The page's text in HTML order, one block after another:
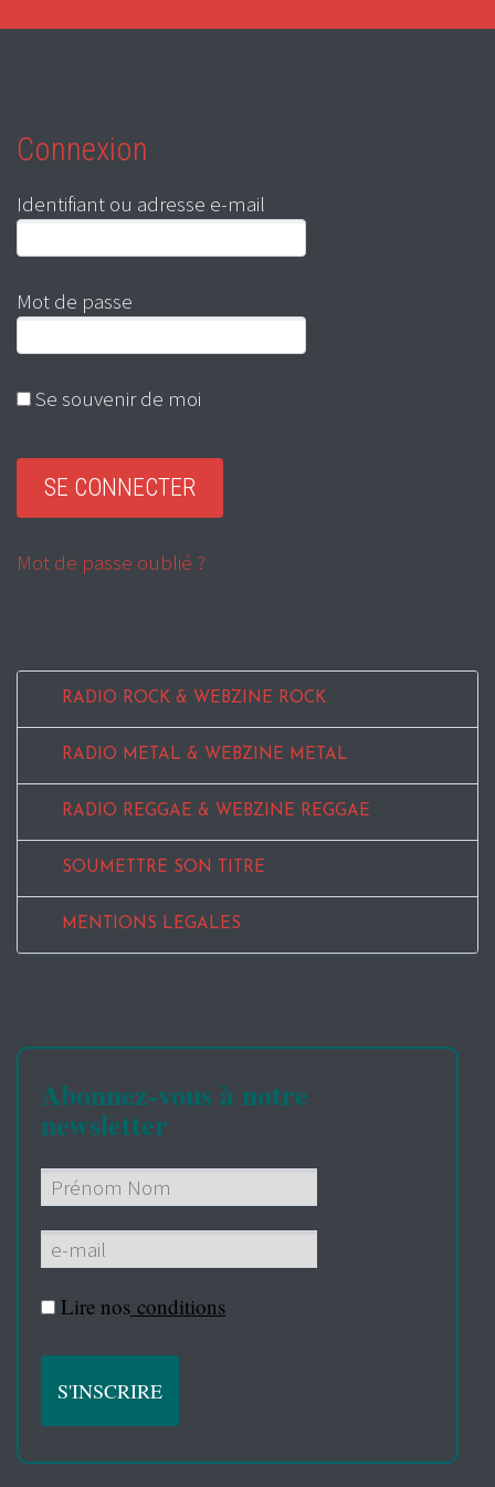
Connexion
Identifiant ou adresse e-mail
Mot de passe
Se souvenir de moi
Mot de passe oublié ?
RADIO ROCK & WEBZINE ROCK
RADIO METAL & WEBZINE METAL
RADIO REGGAE & WEBZINE REGGAE
SOUMETTRE SON TITRE
MENTIONS LEGALES
Abonnez-vous à notre
newsletter
Lire nos conditions